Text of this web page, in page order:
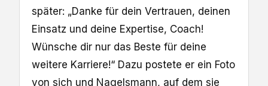
später: „Danke für dein Vertrauen, deinen
Einsatz und deine Expertise, Coach!
Wünsche dir nur das Beste für deine
weitere Karriere!“ Dazu postete er ein Foto
von sich und Nagelsmann, auf dem sie